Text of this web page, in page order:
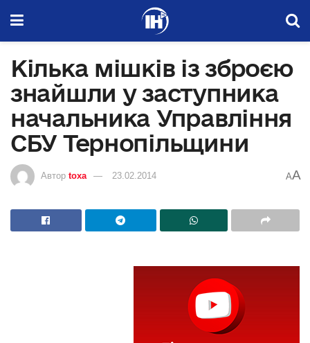
Кілька мішків із зброєю
знайшли у заступника
начальника Управління
СБУ Тернопільщини
Автор toxa 23.02.2014 AA